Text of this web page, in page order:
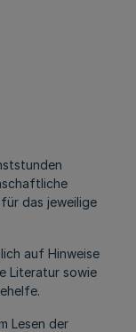
das jeweilige
auf Hinweise
Literatur sowie
Lesen der